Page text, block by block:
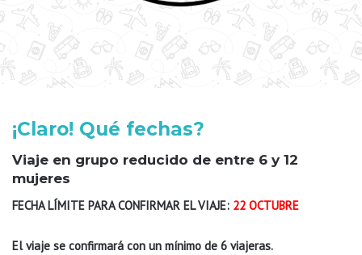
¡Claro! Qué fechas?
Viaje en grupo reducido de entre 6 y 12
mujeres
FECHA LÍMITE PARA CONFIRMAR EL VIAJE: 22 OCTUBRE
El viaje se confirmará con un mínimo de 6 viajeras.